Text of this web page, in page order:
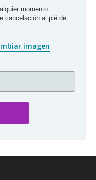
momento
cancelación al pié de
imagen